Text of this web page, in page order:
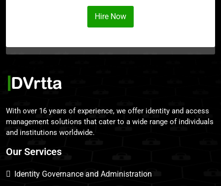
Hire Now
With over 16 years of experience, we offer identity and access
management solutions that cater to a wide range of individuals
and institutions worldwide.
Our Services
Identity Governance and Administration